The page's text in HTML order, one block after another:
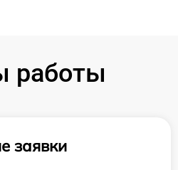
работы
заявки